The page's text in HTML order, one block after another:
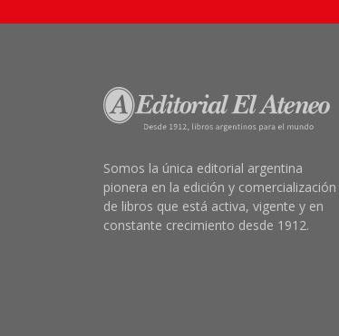
Somos la única editorial argentina
pionera en la edición y comercialización
de libros que está activa, vigente y en
constante crecimiento desde 1912.